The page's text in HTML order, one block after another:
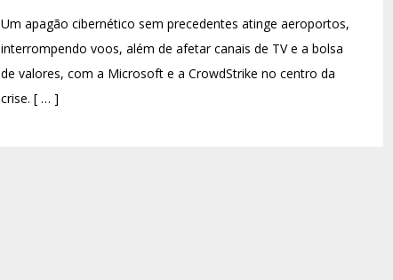
Um apagão cibernético sem precedentes atinge aeroportos,
interrompendo voos, além de afetar canais de TV e a bolsa
de valores, com a Microsoft e a CrowdStrike no centro da
crise. [ … ]